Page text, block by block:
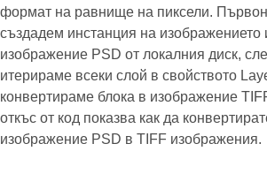
формат на равнище на пиксели.
създадем инстанция на
изображение PSD от локалния диск,
итерираме всеки слой в свойството
конвертираме блока в изображение
откъс от код показва как да
изображение PSD в TIFF изображения.